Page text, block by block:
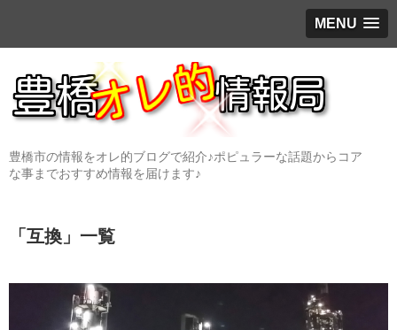
MENU
豊橋市の情報をオレ的ブログで紹介♪ポピュラーな話題からコア
な事までおすすめ情報を届けます♪
「 互換 」 一覧